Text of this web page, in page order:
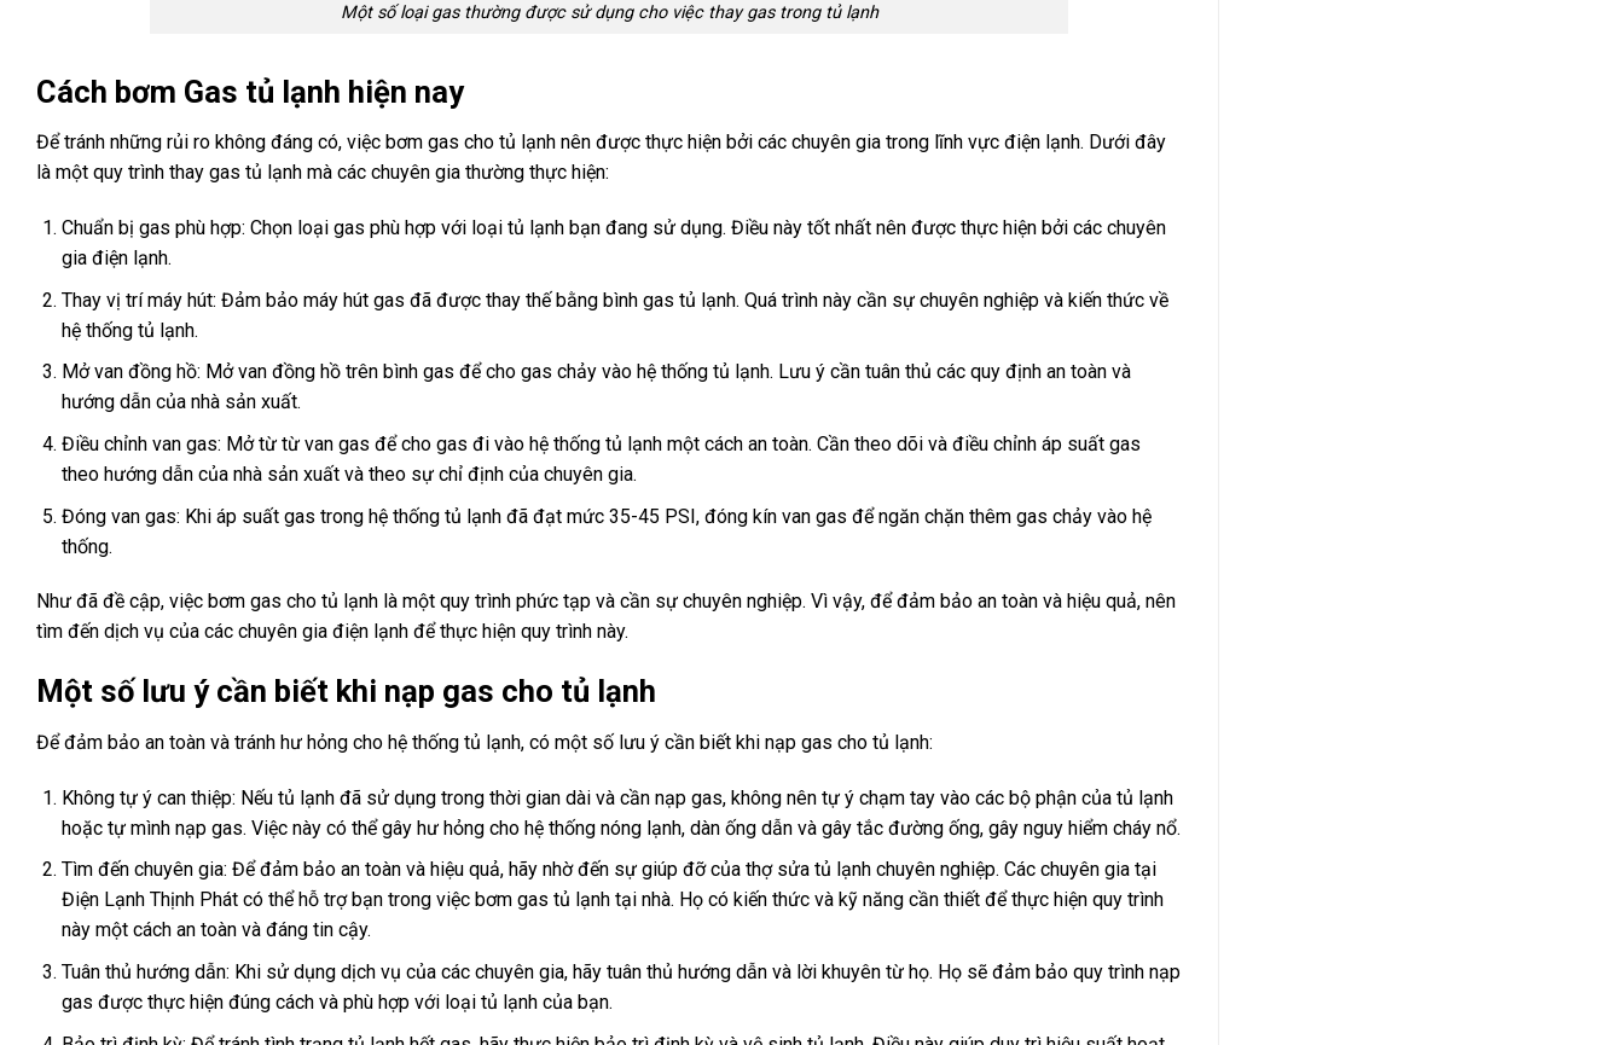
Một số loại gas thường được sử dụng cho việc thay gas trong tủ lạnh
Cách bơm Gas tủ lạnh hiện nay
Để tránh những rủi ro không đáng có, việc bơm gas cho tủ lạnh nên được thực hiện bởi các chuyên gia trong lĩnh vực điện lạnh. Dưới đây
là một quy trình thay gas tủ lạnh mà các chuyên gia thường thực hiện:
Chuẩn bị gas phù hợp: Chọn loại gas phù hợp với loại tủ lạnh bạn đang sử dụng. Điều này tốt nhất nên được thực hiện bởi các chuyên
gia điện lạnh.
Thay vị trí máy hút: Đảm bảo máy hút gas đã được thay thế bằng bình gas tủ lạnh. Quá trình này cần sự chuyên nghiệp và kiến thức về
hệ thống tủ lạnh.
Mở van đồng hồ: Mở van đồng hồ trên bình gas để cho gas chảy vào hệ thống tủ lạnh. Lưu ý cần tuân thủ các quy định an toàn và
hướng dẫn của nhà sản xuất.
Điều chỉnh van gas: Mở từ từ van gas để cho gas đi vào hệ thống tủ lạnh một cách an toàn. Cần theo dõi và điều chỉnh áp suất gas
theo hướng dẫn của nhà sản xuất và theo sự chỉ định của chuyên gia.
Đóng van gas: Khi áp suất gas trong hệ thống tủ lạnh đã đạt mức 35-45 PSI, đóng kín van gas để ngăn chặn thêm gas chảy vào hệ
thống.
Như đã đề cập, việc bơm gas cho tủ lạnh là một quy trình phức tạp và cần sự chuyên nghiệp. Vì vậy, để đảm bảo an toàn và hiệu quả, nên
tìm đến dịch vụ của các chuyên gia điện lạnh để thực hiện quy trình này.
Một số lưu ý cần biết khi nạp gas cho tủ lạnh
Để đảm bảo an toàn và tránh hư hỏng cho hệ thống tủ lạnh, có một số lưu ý cần biết khi nạp gas cho tủ lạnh:
Không tự ý can thiệp: Nếu tủ lạnh đã sử dụng trong thời gian dài và cần nạp gas, không nên tự ý chạm tay vào các bộ phận của tủ lạnh
hoặc tự mình nạp gas. Việc này có thể gây hư hỏng cho hệ thống nóng lạnh, dàn ống dẫn và gây tắc đường ống, gây nguy hiểm cháy nổ.
Tìm đến chuyên gia: Để đảm bảo an toàn và hiệu quả, hãy nhờ đến sự giúp đỡ của thợ sửa tủ lạnh chuyên nghiệp. Các chuyên gia tại
Điện Lạnh Thịnh Phát có thể hỗ trợ bạn trong việc bơm gas tủ lạnh tại nhà. Họ có kiến thức và kỹ năng cần thiết để thực hiện quy trình
này một cách an toàn và đáng tin cậy.
Tuân thủ hướng dẫn: Khi sử dụng dịch vụ của các chuyên gia, hãy tuân thủ hướng dẫn và lời khuyên từ họ. Họ sẽ đảm bảo quy trình nạp
gas được thực hiện đúng cách và phù hợp với loại tủ lạnh của bạn.